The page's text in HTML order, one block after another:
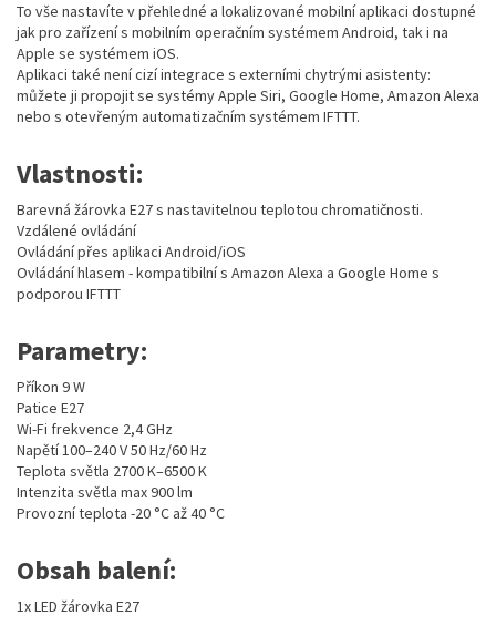
To vše nastavíte v přehledné a lokalizované mobilní aplikaci dostupné
jak pro zařízení s mobilním operačním systémem Android, tak i na
Apple se systémem iOS.
Aplikaci také není cizí integrace s externími chytrými asistenty:
můžete ji propojit se systémy Apple Siri, Google Home, Amazon Alexa
nebo s otevřeným automatizačním systémem IFTTT.
Vlastnosti:
Barevná žárovka E27 s nastavitelnou teplotou chromatičnosti.
Vzdálené ovládání
Ovládání přes aplikaci Android/iOS
Ovládání hlasem - kompatibilní s Amazon Alexa a Google Home s
podporou IFTTT
Parametry:
Příkon 9 W
Patice E27
Wi-Fi frekvence 2,4 GHz
Napětí 100–240 V 50 Hz/60 Hz
Teplota světla 2700 K–6500 K
Intenzita světla max 900 lm
Provozní teplota -20 °C až 40 °C
Obsah balení:
1x LED žárovka E27